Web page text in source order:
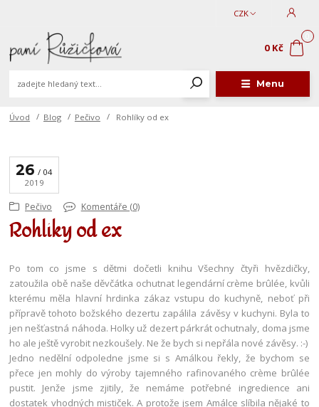
Menu
CZK
0 Kč
Úvod Blog Pečivo Rohlíky od ex
26
04
2019
Pečivo Komentáře (0)
Rohlíky od ex
Po tom co jsme s dětmi dočetli knihu Všechny čtyři hvězdičky,
zatoužila obě naše děvčátka ochutnat legendární crème brûlée, kvůli
kterému měla hlavní hrdinka zákaz vstupu do kuchyně, neboť při
přípravě tohoto božského dezertu zapálila závěsy v kuchyni. Byla to
jen nešťastná náhoda. Holky už dezert párkrát ochutnaly, doma jsme
ho ale ještě vyrobit nezkoušely. Ne že bych si nepřála nové závěsy. :-)
Jedno nedělní odpoledne jsme si s Amálkou řekly, že bychom se
přece jen mohly do výroby tajemného rafinovaného crème brûlée
pustit. Jenže jsme zjitily, že nemáme potřebné ingredience ani
dostatek vhodných mističek. A protože jsem Amálce slíbila nějaké to